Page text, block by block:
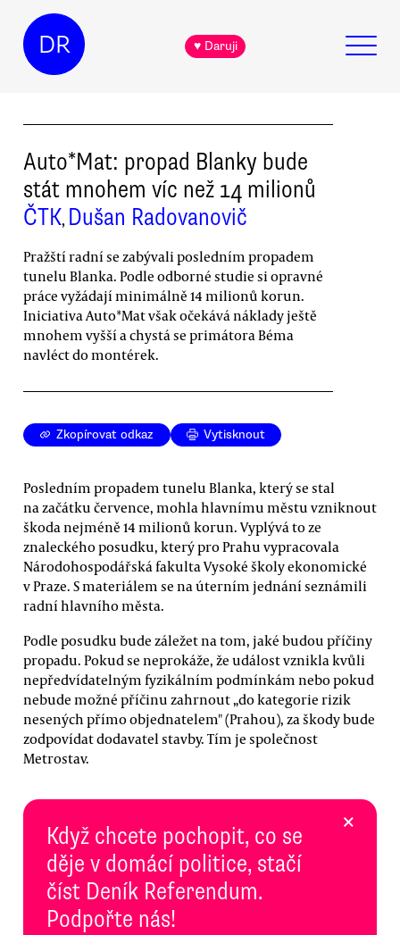
DR ♥ Daruji
Auto*Mat: propad Blanky bude
stát mnohem víc než 14 milionů
ČTK, Dušan Radovanovič
Pražští radní se zabývali posledním propadem
tunelu Blanka. Podle odborné studie si opravné
práce vyžádají minimálně 14 milionů korun.
Iniciativa Auto*Mat však očekává náklady ještě
mnohem vyšší a chystá se primátora Béma
navléct do montérek.
Zkopírovat odkaz Vytisknout
Posledním propadem tunelu Blanka, který se stal
na začátku července, mohla hlavnímu městu vzniknout
škoda nejméně 14 milionů korun. Vyplývá to ze
znaleckého posudku, který pro Prahu vypracovala
Národohospodářská fakulta Vysoké školy ekonomické
v Praze. S materiálem se na úterním jednání seznámili
radní hlavního města.
Podle posudku bude záležet na tom, jaké budou příčiny
propadu. Pokud se neprokáže, že událost vznikla kvůli
nepředvídatelným fyzikálním podmínkám nebo pokud
nebude možné příčinu zahrnout „do kategorie rizik
nesených přímo objednatelem" (Prahou), za škody bude
zodpovídat dodavatel stavby. Tím je společnost
Metrostav.
Když chcete pochopit, co se
děje v domácí politice, stačí
číst Deník Referendum.
Podpořte nás!
×